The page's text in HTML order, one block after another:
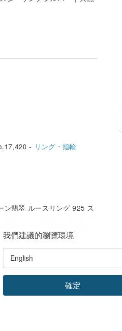
- リング・指輪
ン翡翠 ルースリング 925 ス
2.6 mm、日本サイズ 12 号
ミャンマー産翡翠 A 貨、
我們建議的瀏覽環境
確定